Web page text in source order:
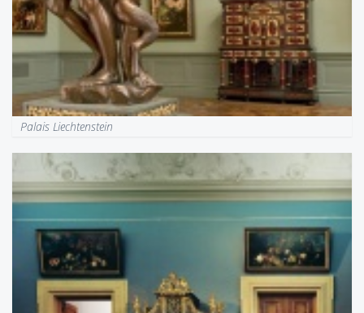
Palais Liechtenstein